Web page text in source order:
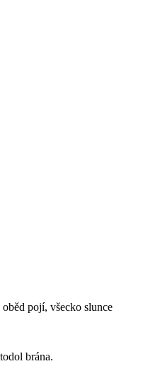
pojí, všecko slunce
brána.